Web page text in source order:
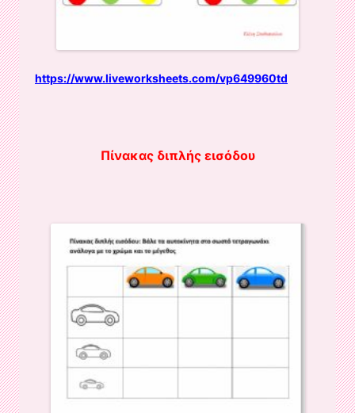
https://www.liveworksheets.com/vp649960td
Πίνακας διπλής εισόδου